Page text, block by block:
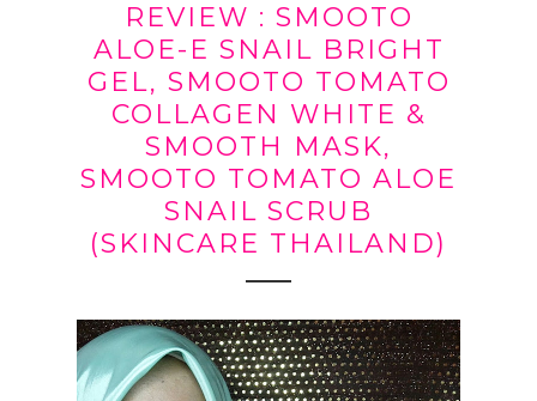
REVIEW : SMOOTO
ALOE-E SNAIL BRIGHT
GEL, SMOOTO TOMATO
COLLAGEN WHITE &
SMOOTH MASK,
SMOOTO TOMATO ALOE
SNAIL SCRUB
(SKINCARE THAILAND)